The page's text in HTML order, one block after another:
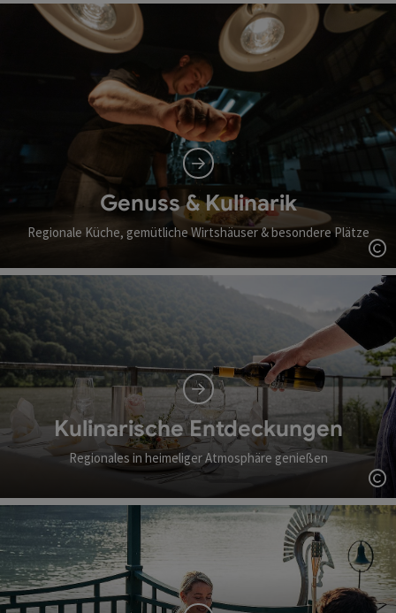
Genuss & Kulinarik
Regionale Küche, gemütliche Wirtshäuser & besondere Plätze
Kulinarische Entdeckungen
Regionales in heimeliger Atmosphäre genießen